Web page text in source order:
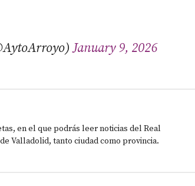
January 9, 2026
en el que podrás leer noticias del Real
Valladolid, tanto ciudad como provincia.